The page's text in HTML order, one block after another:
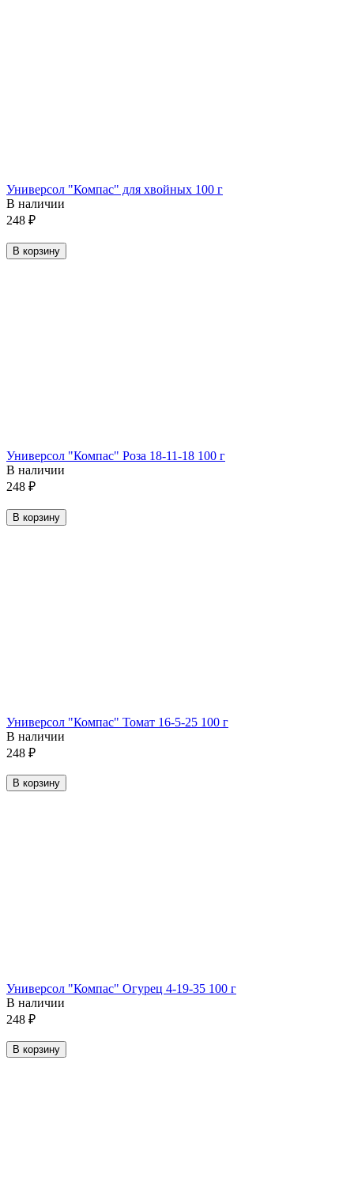
Универсол "Компас" для хвойных 100 г
В наличии
248 ₽
В корзину
Универсол "Компас" Роза 18-11-18 100 г
В наличии
248 ₽
В корзину
Универсол "Компас" Томат 16-5-25 100 г
В наличии
248 ₽
В корзину
Универсол "Компас" Огурец 4-19-35 100 г
В наличии
248 ₽
В корзину